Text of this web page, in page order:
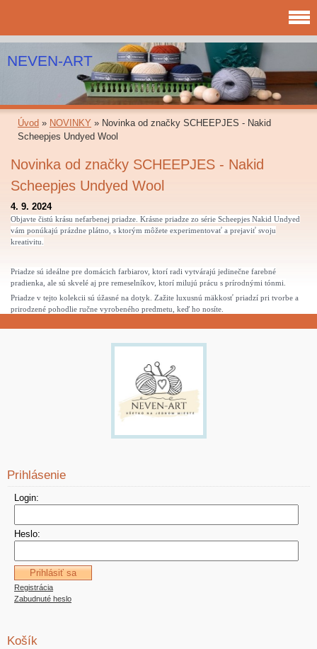
NEVEN-ART
Úvod » NOVINKY » Novinka od značky SCHEEPJES - Nakid
Scheepjes Undyed Wool
Novinka od značky SCHEEPJES - Nakid
Scheepjes Undyed Wool
4. 9. 2024
Objavte čistú krásu nefarbenej priadze. Krásne priadze zo série Scheepjes Nakid Undyed
vám ponúkajú prázdne plátno, s ktorým môžete experimentovať a prejaviť svoju
kreativitu.
Priadze sú ideálne pre domácich farbiarov, ktorí radi vytvárajú jedinečne farebné
pradienka, ale sú skvelé aj pre remeselníkov, ktorí milujú prácu s prírodnými tónmi.
Priadze v tejto kolekcii sú úžasné na dotyk. Zažite luxusnú mäkkosť priadzí pri tvorbe a
prirodzené pohodlie ručne vyrobeného predmetu, keď ho nosíte.
Prihlásenie
Login:
Heslo:
Registrácia
Zabudnuté heslo
Košík